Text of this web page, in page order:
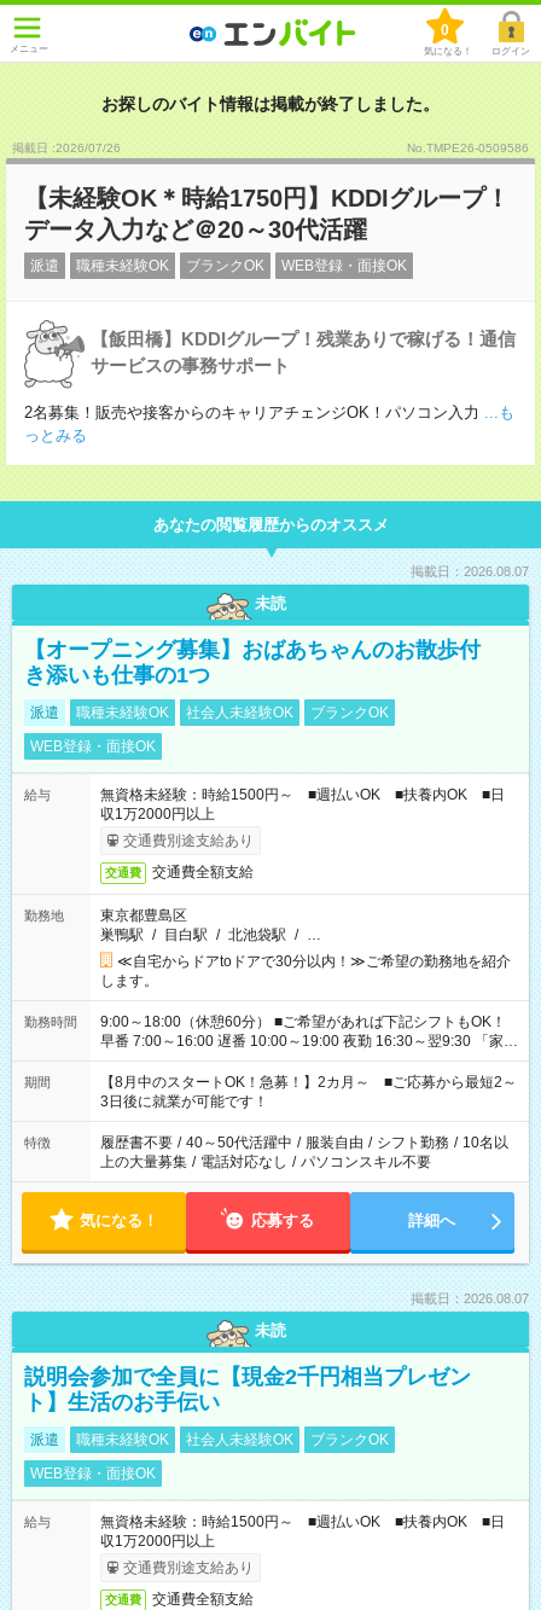
メニュー
0
気になる！ ログイン
お探しのバイト情報は掲載が終了しました。
掲載日 :2026/07/26 No.TMPE26-0509586
【未経験OK＊時給1750円】KDDIグループ！
データ入力など＠20～30代活躍
派遣 職種未経験OK ブランクOK WEB登録・面接OK
【飯田橋】KDDIグループ！残業ありで稼げる！通信
サービスの事務サポート
2名募集！販売や接客からのキャリアチェンジOK！パソコン入力 ...も
っとみる
あなたの閲覧履歴からのオススメ
掲載日：2026.08.07
未読
【オープニング募集】おばあちゃんのお散歩付
き添いも仕事の1つ
派遣 職種未経験OK 社会人未経験OK
ブランクOK
WEB登録・面接OK
給与
無資格未経験：時給1500円～ ■週払いOK ■扶養内OK ■日
収1万2000円以上
交通費別途支給あり
交通費 交通費全額支給
勤務地
東京都豊島区
巣鴨駅 / 目白駅 / 北池袋駅 / …
≪自宅からドアtoドアで30分以内！≫ご希望の勤務地を紹介
します。
勤務時間
9:00～18:00（休憩60分） ■ご希望があれば下記シフトもOK！
早番 7:00～16:00 遅番 10:00～19:00 夜勤 16:30～翌9:30 「家族
と休みを合わせたい」 「余裕を持って夕飯の準備がしたい」
「できれば残業はしたくない」 など、ご希望を教えてください
ね。 ※Wワーク希望の方へ 今ご覧のお仕事で希望する勤務時間
と、もう1つのお仕事の勤務時間。 合計で週40時間を超える場
合は応募できません。
期間
【8月中のスタートOK！急募！】2カ月～ ■ご応募から最短2～
3日後に就業が可能です！
特徴 履歴書不要 / 40～50代活躍中 / 服装自由 / シフト勤務 / 10名以
上の大量募集 / 電話対応なし / パソコンスキル不要
気になる！ 応募する 詳細へ
掲載日：2026.08.07
未読
説明会参加で全員に【現金2千円相当プレゼン
ト】生活のお手伝い
派遣 職種未経験OK 社会人未経験OK
ブランクOK
WEB登録・面接OK
給与
無資格未経験：時給1500円～ ■週払いOK ■扶養内OK ■日
収1万2000円以上
交通費別途支給あり
交通費 交通費全額支給